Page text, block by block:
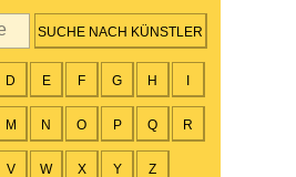
D E F G H
M N O P Q R
V W X Y Z